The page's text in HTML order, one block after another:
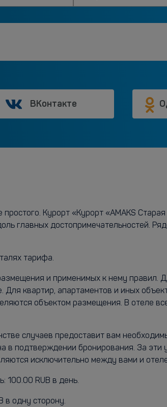
ВКонтакте
Курорт «Курорт «AMAKS
главных достопримечательностей.
тарифа.
и применимых к нему правил.
квартир, апартаментов и иных
объектом размещения. В отеле
случаев предоставит вам
подтверждении бронирования. За эти
исключительно между вами и
100.00 RUB в день.
в одну сторону.